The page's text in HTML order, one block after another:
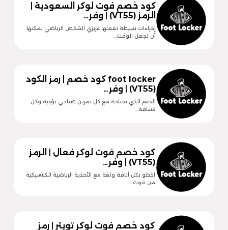
كود خصم فوت لوكر السعودية |
الرمز (VT55) | وفر…
إجراءات بسيطة تفعلها عزيزي الشخص الرياضي يمكنها
أن تجعل الوقت…
foot locker كود خصم | رمز الكود
(VT55) | وفر…
الدعم الذي تحتاجه مع كل تمرين صباحي تؤديه وكل
مسافة…
كود خصم فوت لوكر فعال | الرمز
(VT55) | وفر…
اخطو بكل أناقة وثقة مع الأحذية الرياضية الكلاسيكية
من فوت…
كود خصم فوت لوكر تويتر | رمز